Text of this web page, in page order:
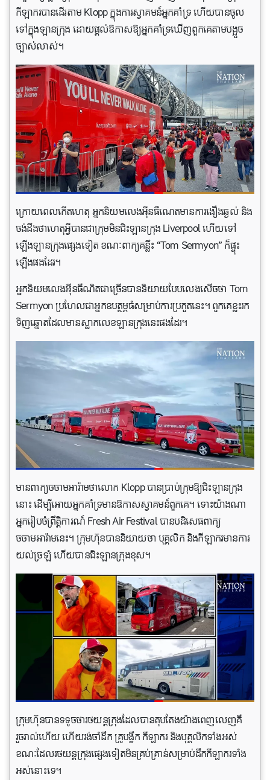
កីឡាករបានដើរតាម Klopp ក្នុងការស្វាគមន៍អ្នកគាំទ្រ ហើយបានចូល
ទៅក្នុងឡានក្រុង ដោយផ្តល់ឱកាសឱ្យអ្នកគាំទ្រឃើញពួកគេតាមបង្អួច
ច្បាស់លាស់។
ក្រោយពេលកើតហេតុ អ្នកនិយមលេងអ៊ីនធឺណេតមានការងឿងឆ្ងល់ និង
ចង់ដឹងថាហេតុអ្វីបានជាក្រុមមិនជិះឡានក្រុង Liverpool ហើយទៅ
ឡើងឡានក្រុងផ្សេង​ទៀត ខណៈពាក្យគន្លឹះ “Tom Sermyon” ក៏ផ្ទុះ
ឡើងផងដែរ។
អ្នក​និយម​លេង​អ៊ីនធឺណិត​ជា​ច្រើន​បាន​និយាយ​បែប​លេង​សើច​ថា Tom
Sermyon ប្រហែល​ជា​អ្នក​ឧបត្ថម្ភ​ធំ​សម្រាប់​ការ​ប្រកួត​នេះ។ ពួកគេ​ខ្លះ​រក​
ទិញ​ឆ្នោត​ដែល​មាន​ស្លាក​លេខ​ឡានក្រុងនេះផងដែរ។
មានពាក្យចចាមអារ៉ាមថាលោក Klopp បានប្រាប់ក្រុមឱ្យជិះឡានក្រុង
នោះ ដើម្បីអោយអ្នកគាំទ្រមានឱកាសស្វាគមន៍ពួកគេ។ ទោះយ៉ាងណា
អ្នករៀបចំព្រឹត្តិការណ៍ Fresh Air Festival បានបដិសេធពាក្យ
ចចាមអារ៉ាមនេះ។ ក្រុមហ៊ុនបាននិយាយថា បុគ្គលិក និងកីឡាករមានការ
យល់ច្រឡំ ហើយបានជិះឡានក្រុងខុស។
ក្រុមហ៊ុនបានទទូចថារថយន្តក្រុងដែលបានតុបតែងយ៉ាងពេញលេញគឺ
រួចរាល់ហើយ ហើយរង់ចាំដឹក គ្រូបង្វឹក កីឡាករ និងបុគ្គលិកទាំងអស់
ខណៈដែលរថយន្តក្រុងផ្សេងទៀតមិនគ្រប់គ្រាន់សម្រាប់ដឹកកីឡាករទាំង
អស់នោះទេ។